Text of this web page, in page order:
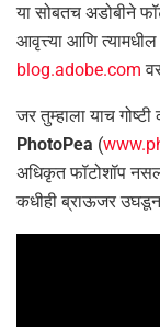
या सोबतच अडोबीने
आवृत्त्या आणि त्यामधील
blog.adobe.com
जर तुम्हाला याच
PhotoPea (
अधिकृत फॉटोशॉप नसलं
कधीही ब्राऊजर